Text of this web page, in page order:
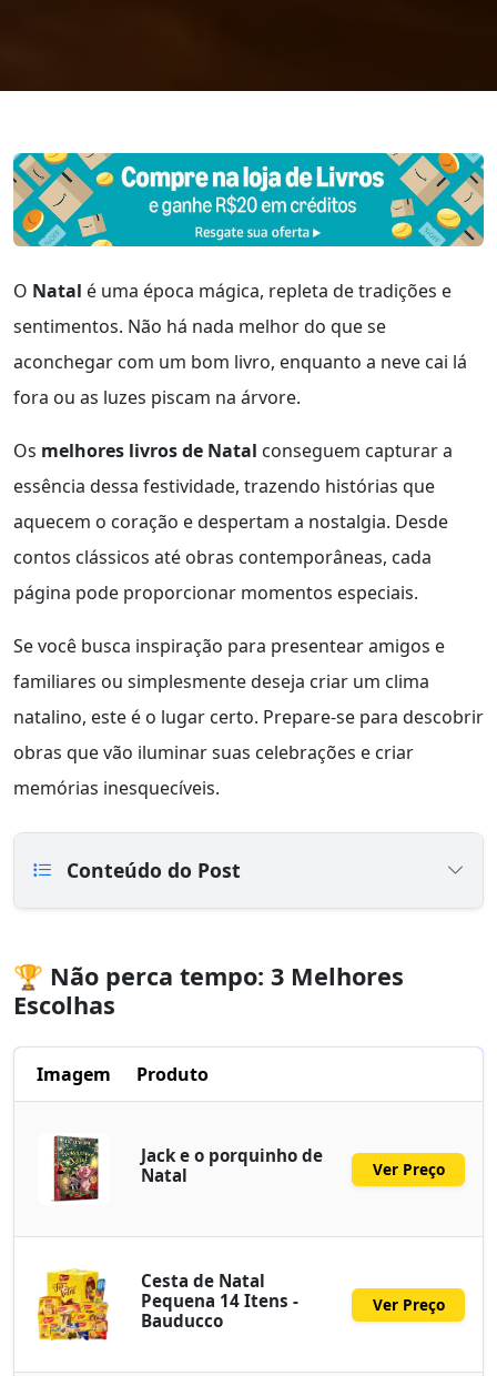
O Natal é uma época mágica, repleta de tradições e
sentimentos. Não há nada melhor do que se
aconchegar com um bom livro, enquanto a neve cai lá
fora ou as luzes piscam na árvore.
Os melhores livros de Natal conseguem capturar a
essência dessa festividade, trazendo histórias que
aquecem o coração e despertam a nostalgia. Desde
contos clássicos até obras contemporâneas, cada
página pode proporcionar momentos especiais.
Se você busca inspiração para presentear amigos e
familiares ou simplesmente deseja criar um clima
natalino, este é o lugar certo. Prepare-se para descobrir
obras que vão iluminar suas celebrações e criar
memórias inesquecíveis.
Conteúdo do Post
🏆 Não perca tempo: 3 Melhores
Escolhas
Imagem Produto
Jack e o porquinho de
Natal
Ver Preço
Cesta de Natal
Pequena 14 Itens -
Bauducco
Ver Preço